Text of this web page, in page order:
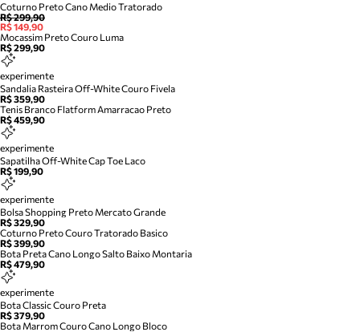
Coturno Preto Cano Medio Tratorado
R$ 299,90
R$ 149,90
Mocassim Preto Couro Luma
R$ 299,90
experimente
Sandalia Rasteira Off-White Couro Fivela
R$ 359,90
Tenis Branco Flatform Amarracao Preto
R$ 459,90
experimente
Sapatilha Off-White Cap Toe Laco
R$ 199,90
experimente
Bolsa Shopping Preto Mercato Grande
R$ 329,90
Coturno Preto Couro Tratorado Basico
R$ 399,90
Bota Preta Cano Longo Salto Baixo Montaria
R$ 479,90
experimente
Bota Classic Couro Preta
R$ 379,90
Bota Marrom Couro Cano Longo Bloco